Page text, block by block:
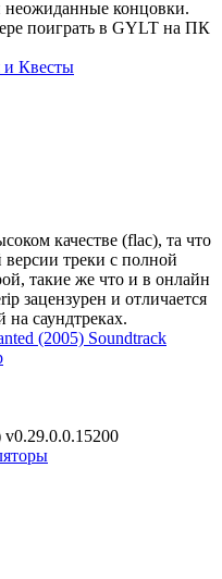
неожиданные концовки.
поиграть в GYLT на ПК
Квесты
качестве (flac), та что
треки с полной
такие же что и в онлайн
зацензурен и отличается
саундтреках.
(2005) Soundtrack
v0.29.0.0.15200